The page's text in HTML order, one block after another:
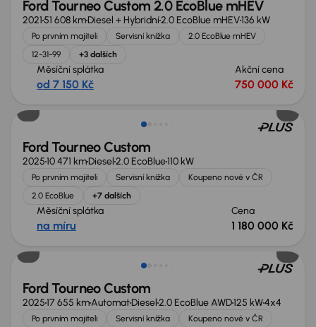
Ford Tourneo Custom 2.0 EcoBlue mHEV
202151 608 kmDiesel + Hybridní2.0 EcoBlue mHEV136 kW
Po prvním majiteli Servisní knížka
2.0 EcoBlue mHEV
12-31-99
+3 dalších
Měsíční splátka
od 7 150 Kč
Akční cena
750 000 Kč
Ušetříte 307 695 Kč
Ford Tourneo Custom
202510 471 kmDiesel2.0 EcoBlue110 kW
Po prvním majiteli Servisní knížka
Koupeno nové v ČR
2.0 EcoBlue
+7 dalších
Měsíční splátka
na míru
Cena
1 180 000 Kč
Zlevněno o 100 000 Kč
Ford Tourneo Custom
202517 655 kmAutomatDiesel2.0 EcoBlue AWD125 kW4x4
Po prvním majiteli Servisní knížka
Koupeno nové v ČR